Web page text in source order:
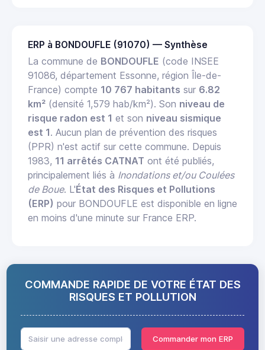
ERP à BONDOUFLE (91070) — Synthèse
La commune de BONDOUFLE (code INSEE
91086, département Essonne, région Île-de-
France) compte 10 767 habitants sur 6.82
km² (densité 1,579 hab/km²). Son niveau de
risque radon est 1 et son niveau sismique
est 1. Aucun plan de prévention des risques
(PPR) n'est actif sur cette commune. Depuis
1983, 11 arrêtés CATNAT ont été publiés,
principalement liés à Inondations et/ou Coulées
de Boue. L'État des Risques et Pollutions
(ERP) pour BONDOUFLE est disponible en ligne
en moins d'une minute sur France ERP.
COMMANDE RAPIDE DE VOTRE ÉTAT DES
RISQUES ET POLLUTION
Commander mon ERP